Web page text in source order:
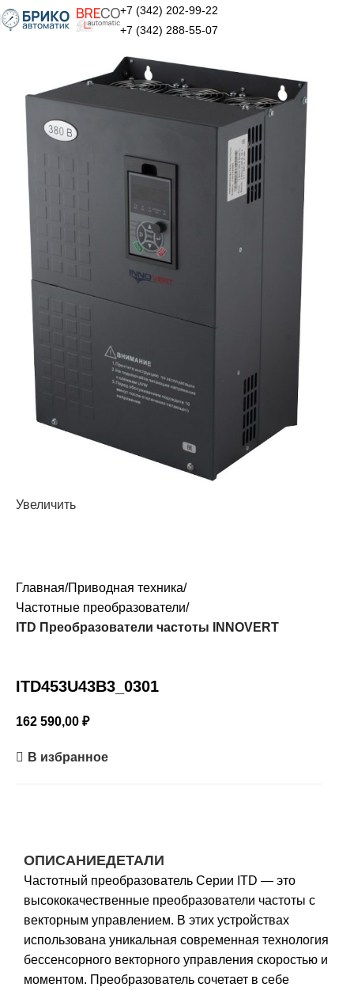
+7 (342) 202-99-22
+7 (342) 288-55-07
Увеличить
Главная Приводная техника
Частотные преобразователи
ITD Преобразователи частоты INNOVERT
ITD453U43B3_0301
162 590,00 ₽
В избранное
ОПИСАНИЕДЕТАЛИ
Частотный преобразователь Серии ITD — это
высококачественные преобразователи частоты с
векторным управлением. В этих устройствах
использована уникальная современная технология
бессенсорного векторного управления скоростью и
моментом. Преобразователь сочетает в себе